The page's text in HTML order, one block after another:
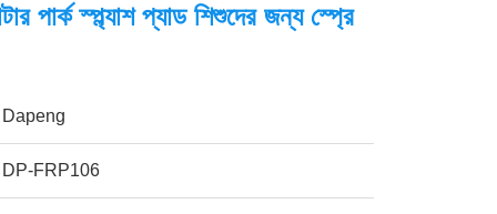
পার্ক স্প্ল্যাশ প্যাড শিশুদের জন্য স্প্রে
Dapeng
DP-FRP106